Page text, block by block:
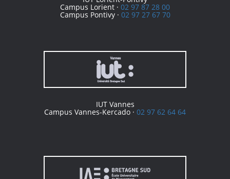
Campus Lorient · 02 97 87 28 00
Campus Pontivy · 02 97 27 67 70
IUT Vannes
Campus Vannes-Kercado · 02 97 62 64 64